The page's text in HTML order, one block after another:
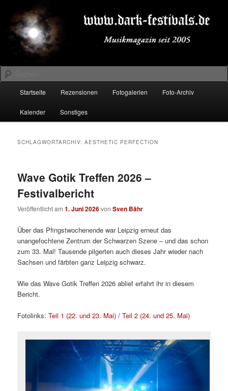
primären
Inhalt
springen
sekundären
Inhalt
springenDARK-FESTIVALS.DE
Suchen
Startseite Rezensionen Fotogalerien Foto-Archiv
Kalender Sonstiges
SCHLAGWORTARCHIV:AESTHETIC PERFECTION
Wave Gotik Treffen 2026 –
Festivalbericht
Veröffentlicht am1. Juni 2026vonSven Bähr
Über das Pfingstwochenende war Leipzig erneut das
unangefochtene Zentrum der Schwarzen Szene – und das schon
zum 33. Mal! Tausende pilgerten auch dieses Jahr wieder nach
Sachsen und färbten ganz Leipzig schwarz.
Wie das Wave Gotik Treffen 2026 ablief erfahrt ihr in diesem
Bericht.
Fotolinks:Teil 1 (22. und 23. Mai) /Teil 2 (24. und 25. Mai)